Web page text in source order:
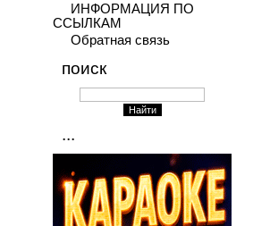
ИНФОРМАЦИЯ ПО
ССЫЛКАМ
Обратная связь
поиск
...